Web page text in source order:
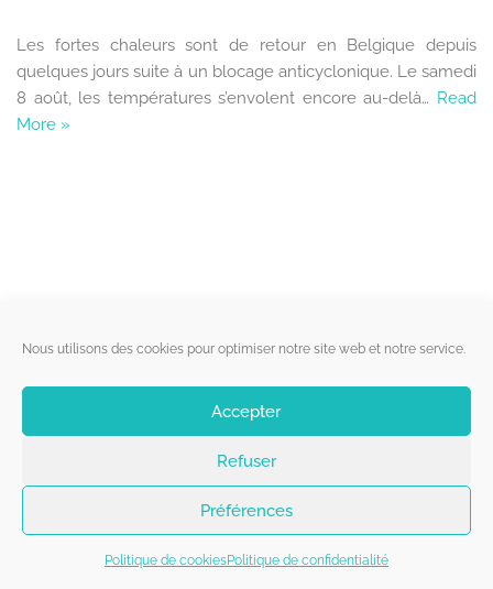
Nous utilisons des cookies pour optimiser notre site web et notre service.
Accepter
Refuser
Préférences
Politique de cookiesPolitique de confidentialité
Les fortes chaleurs sont de retour en Belgique depuis
quelques jours suite à un blocage anticyclonique. Le samedi
8 août, les températures s’envolent encore au-delà… Read
More »
Liens utiles
Qui sommes-nous ?
Politique de cookies
Copyright 2026 - Belgorage